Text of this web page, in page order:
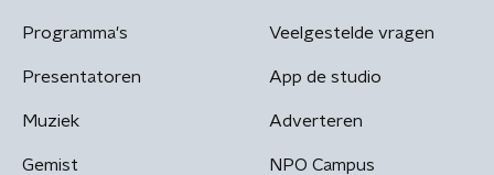
Programma's
Presentatoren
Muziek
Gemist
Veelgestelde vragen
App de studio
Adverteren
NPO Campus